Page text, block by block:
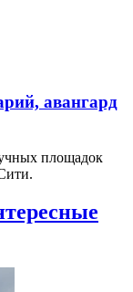
авангард
площадок